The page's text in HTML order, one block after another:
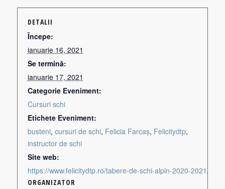
DETALII
Începe:
ianuarie 16, 2021
Se termină:
ianuarie 17, 2021
Categorie Eveniment:
Cursuri schi
Etichete Eveniment:
busteni, cursuri de schi, Felicia Farcaș, Felicitydtp,
instructor de schi
Site web:
https://www.felicitydtp.ro/tabere-de-schi-alpin-2020-2021/
ORGANIZATOR